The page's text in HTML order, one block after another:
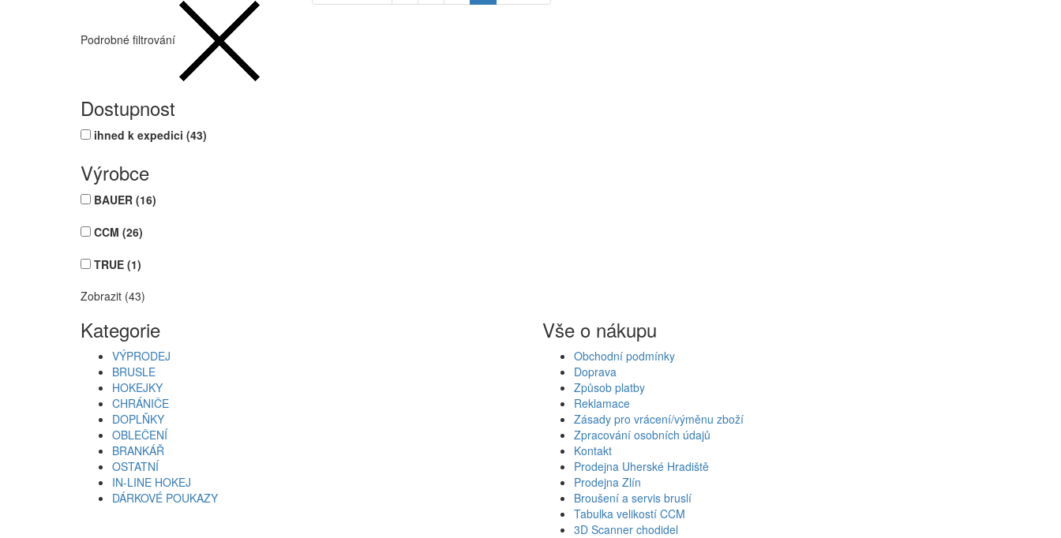
Podrobné filtrování
Dostupnost
ihned k expedici (43)
Výrobce
BAUER (16)
CCM (26)
TRUE (1)
Zobrazit (43)
Kategorie
VÝPRODEJ
BRUSLE
HOKEJKY
CHRÁNIČE
DOPLŇKY
OBLEČENÍ
BRANKÁŘ
OSTATNÍ
IN-LINE HOKEJ
DÁRKOVÉ POUKAZY
Vše o nákupu
Obchodní podmínky
Doprava
Způsob platby
Reklamace
Zásady pro vrácení/výměnu zboží
Zpracování osobních údajů
Kontakt
Prodejna Uherské Hradiště
Prodejna Zlín
Broušení a servis bruslí
Tabulka velikostí CCM
3D Scanner chodidel